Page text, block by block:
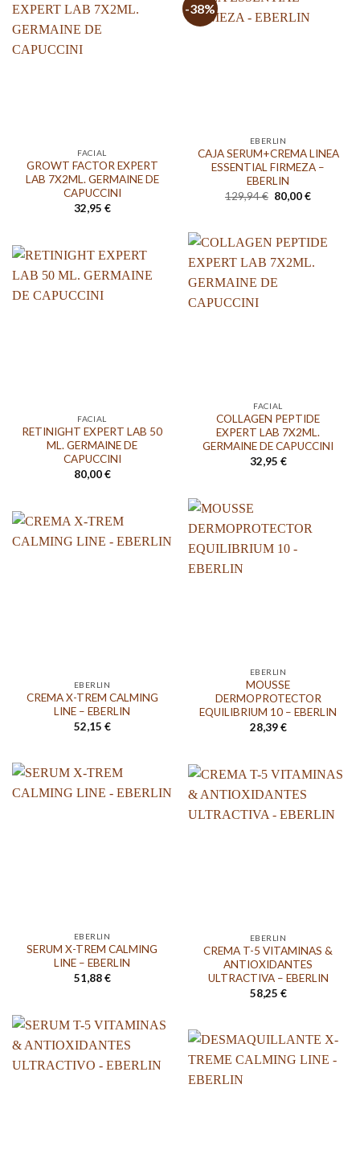
-38%
EBERLIN
CAJA SERUM+CREMA LINEA
ESSENTIAL FIRMEZA –
EBERLIN
129,94€ El
precio
129,94 €.
80,00€El
80,00 €.
FACIAL
GROWT FACTOR EXPERT
LAB 7X2ML. GERMAINE DE
CAPUCCINI
32,95 €
FACIAL
COLLAGEN PEPTIDE
EXPERT LAB 7X2ML.
GERMAINE DE CAPUCCINI
32,95 €
FACIAL
RETINIGHT EXPERT LAB 50
ML. GERMAINE DE
CAPUCCINI
80,00€
EBERLIN
MOUSSE
DERMOPROTECTOR
EQUILIBRIUM 10 – EBERLIN
28,39€
EBERLIN
CREMA X-TREM CALMING
LINE – EBERLIN
52,15 €
EBERLIN
SERUM X-TREM CALMING
LINE – EBERLIN
51,88€
EBERLIN
CREMA T-5 VITAMINAS &
ANTIOXIDANTES
ULTRACTIVA – EBERLIN
58,25 €